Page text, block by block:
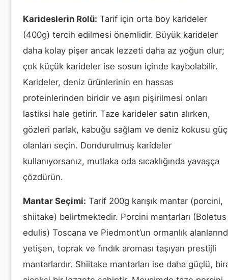
Karideslerin Rolü: Tarif için orta boy karideler
(400g) tercih edilmesi önemlidir. Büyük karideler
daha kolay pişer ancak lezzeti daha az yoğun olur;
çok küçük karideler ise sosun içinde kaybolabilir.
Karideler, deniz ürünlerinin en hassas
proteinlerinden biridir ve aşırı pişirilmesi onları
lastiksi hale getirir. Taze karideler satın alırken,
gözleri parlak, kabuğu sağlam ve deniz kokusu
olanları seçin. Dondurulmuş karideler
kullanıyorsanız, mutlaka oda sıcaklığında yavaşça
çözdürün.
Mantar Seçimi: Tarif 200g karışık mantar (porcini,
shiitake) belirtmektedir. Porcini mantarları (Boletus
edulis) Toscana ve Piedmont’un ormanlık
yetişen, toprak ve fındık aroması taşıyan prestijli
mantarlardır. Shiitake mantarları ise daha güçlü,